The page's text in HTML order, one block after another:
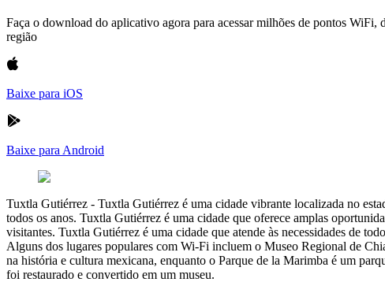
Faça o download do aplicativo agora para acessar milhões de pontos
região
Baixe para iOS
Baixe para Android
Tuxtla Gutiérrez - Tuxtla Gutiérrez é uma cidade vibrante localizada no
todos os anos. Tuxtla Gutiérrez é uma cidade que oferece amplas
visitantes. Tuxtla Gutiérrez é uma cidade que atende às necessidades de
Alguns dos lugares populares com Wi-Fi incluem o Museo Regional de
na história e cultura mexicana, enquanto o Parque de la Marimba é um
foi restaurado e convertido em um museu.